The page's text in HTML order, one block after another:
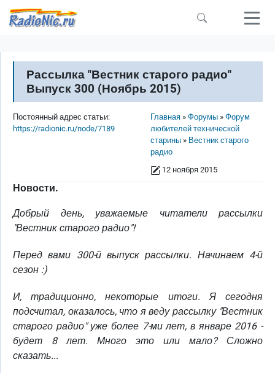
Перейти к основному содержанию
Рассылка "Вестник старого радио"
Выпуск 300 (Ноябрь 2015)
Строка навигации
Главная Форумы
Форум
любителей технической
старины
Вестник старого
радио
12 ноября 2015
Постоянный адрес статьи:
https://radionic.ru/node/7189
Новости.
Добрый день, уважаемые читатели рассылки
"Вестник старого радио"!
Перед вами 300-й выпуск рассылки. Начинаем 4-й
сезон :)
И, традиционно, некоторые итоги. Я сегодня
подсчитал, оказалось, что я веду рассылку "Вестник
старого радио" уже более 7-ми лет, в январе 2016 -
будет 8 лет. Много это или мало? Сложно
сказать...